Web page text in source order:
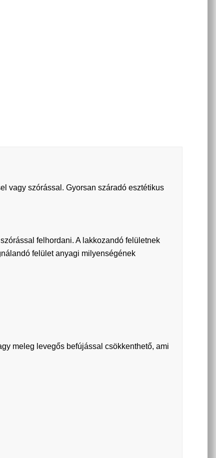
vagy szórással. Gyorsan száradó esztétikus
felhordani. A lakkozandó felületnek
felület anyagi milyenségének
meleg levegős befújással csökkenthető, ami